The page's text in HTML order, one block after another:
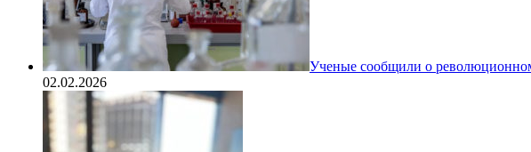
Ученые сообщили о
02.02.2026